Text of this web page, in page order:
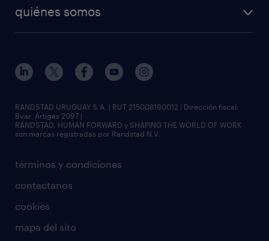
quiénes somos
términos y condiciones
contactanos
cookies
mapa del sito
RANDSTAD URUGUAY S.A. | RUT 215008190012 | Dirección fiscal:
Bvar. Artigas 2097 |
RANDSTAD, HUMAN FORWARD y SHAPING THE WORLD OF WORK
son marcas registradas por Randstad N.V.